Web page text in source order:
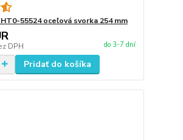
55524 oceľová svorka 254 mm
DPH do 3-7 dní
Pridať do košíka